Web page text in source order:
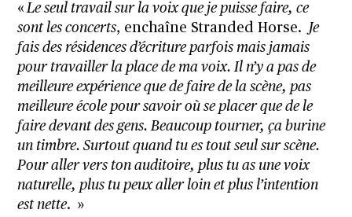
«Le seul travail sur la voix que je puisse faire, ce
sont les concerts, enchaîne Stranded Horse. Je
fais des résidences d’écriture parfois mais jamais
pour travailler la place de ma voix. Il n’y a pas de
meilleure expérience que de faire de la scène, pas
meilleure école pour savoir où se placer que de le
faire devant des gens. Beaucoup tourner, ça burine
un timbre. Surtout quand tu es tout seul sur scène.
Pour aller vers ton auditoire, plus tu as une voix
naturelle, plus tu peux aller loin et plus l’intention
est nette. »